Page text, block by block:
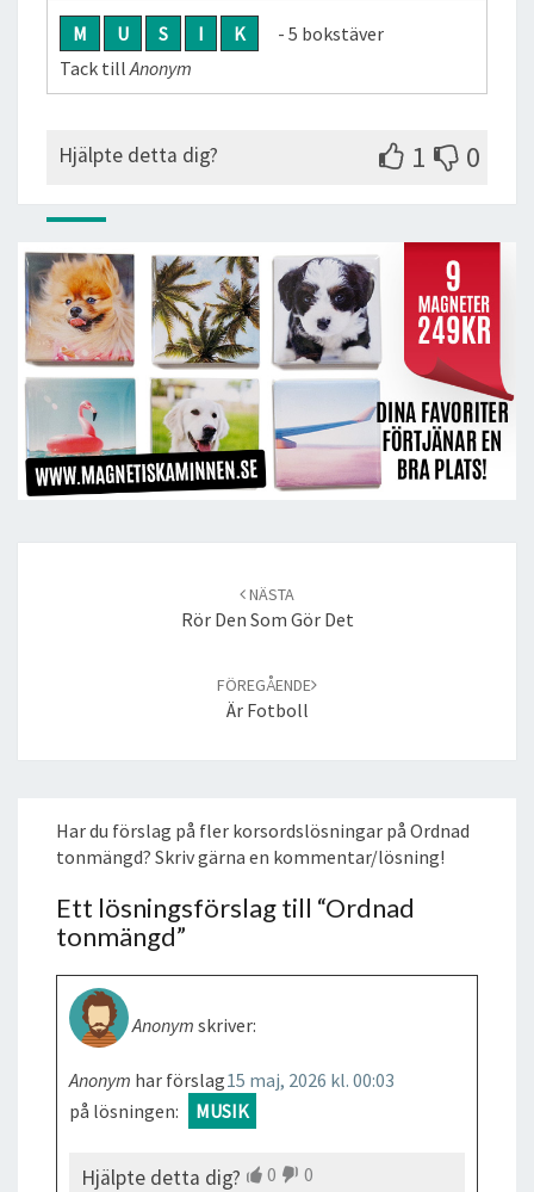
M U S I K
- 5 bokstäver
Tack tillAnonym
Hjälpte detta dig? 1 0
NÄSTA
Rör Den Som Gör Det
FÖREGÅENDE
Är Fotboll
Har du förslag på fler korsordslösningar på Ordnad
tonmängd? Skriv gärna en kommentar/lösning!
Ett lösningsförslag till “Ordnad
tonmängd”
Anonym skriver:
15 maj, 2026 kl. 00:03
Anonym har förslag
på lösningen:
MUSIK
Hjälpte detta dig? 0
0